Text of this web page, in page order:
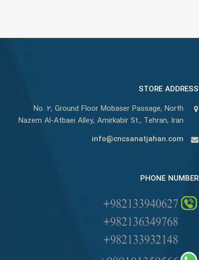
STORE ADDRESS
No. 2, Ground Floor Mobaser Passage, North
Nazem Al-Atbaei Alley, Amirkabir St., Tehran, Iran
info@cncsanatjahan.com
PHONE NUMBER